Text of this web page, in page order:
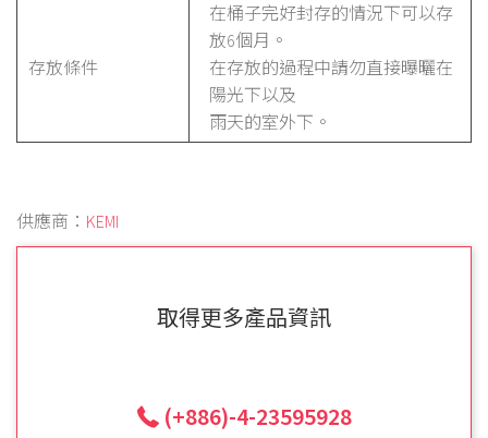
存放條件
在桶子完好封存的情況下可以存
放6個月。
在存放的過程中請勿直接曝曬在
陽光下以及
雨天的室外下。
供應商： KEMI
取得更多產品資訊
(+886)-4-23595928